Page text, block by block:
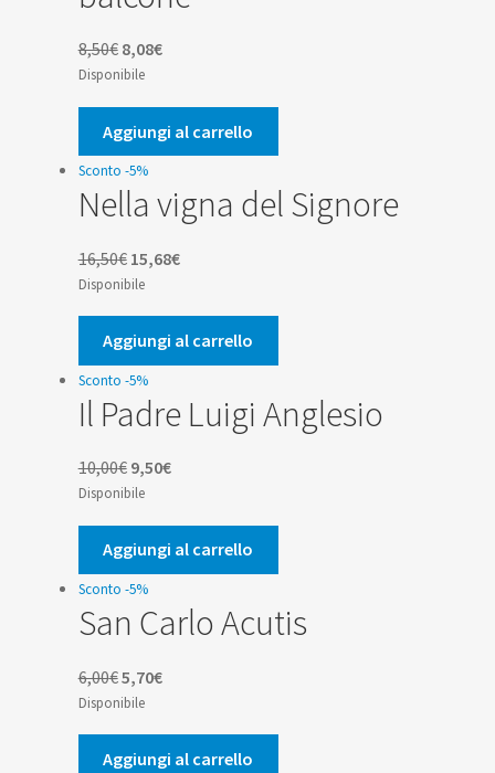
8,50€ Il
prezzo
originale
era:
8,50€.
8,08€Il
attuale
è:
8,08€.
Disponibile
Aggiungi al carrello
Sconto -5%
Nella vigna del Signore
16,50€ Il
prezzo
originale
era:
16,50€.
15,68€Il
attuale
è:
15,68€.
Disponibile
Aggiungi al carrello
Sconto -5%
Il Padre Luigi Anglesio
10,00€ Il
prezzo
originale
era:
10,00€.
9,50€Il
attuale
è:
9,50€.
Disponibile
Aggiungi al carrello
Sconto -5%
San Carlo Acutis
6,00€ Il
prezzo
originale
era:
5,70€Il
attuale
è:
Disponibile
Aggiungi al carrello